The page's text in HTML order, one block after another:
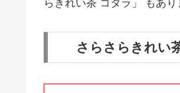
らきれい茶 コタラ」 もあり
さらさらきれい茶